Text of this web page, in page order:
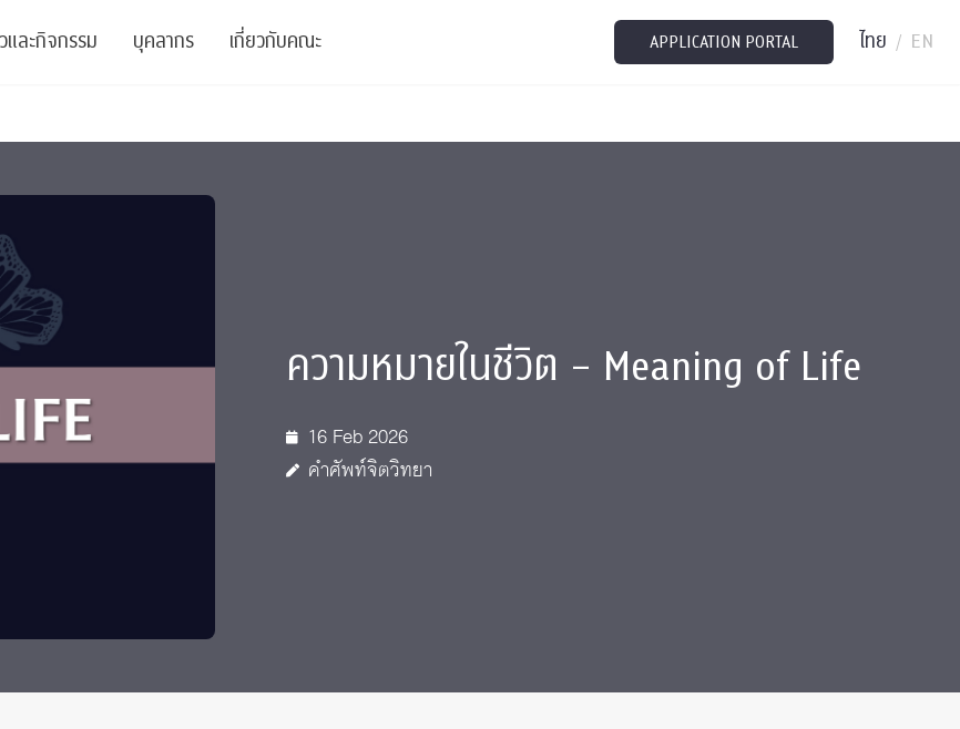
ฑิตศึกษา
กสูตรปริญญาโทและ
ญญาเอก
นานาชาติ
Clinic
ะทางจิต
ยาเพื่อประสิทธิภาพองค์กร
และกิจกรรม
เสวนาและบรรยายพิเศษ
โครงการอบรม
ตำแหน่งงาน
บุคลากร
เจ้าหน้าที่
เกี่ยวกับคณะ
รายงานประจำปี
Intranet
APPLICATION PORTAL ไทย / EN
ความหมายในชีวิต – Meaning of Life
16 Feb 2026
คำศัพท์จิตวิทยา